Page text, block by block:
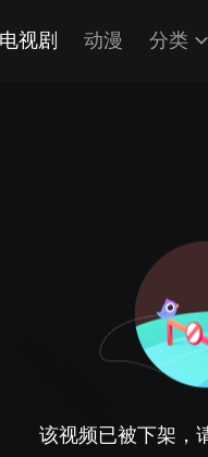
电视剧 动漫 分类
该视频已被下架，